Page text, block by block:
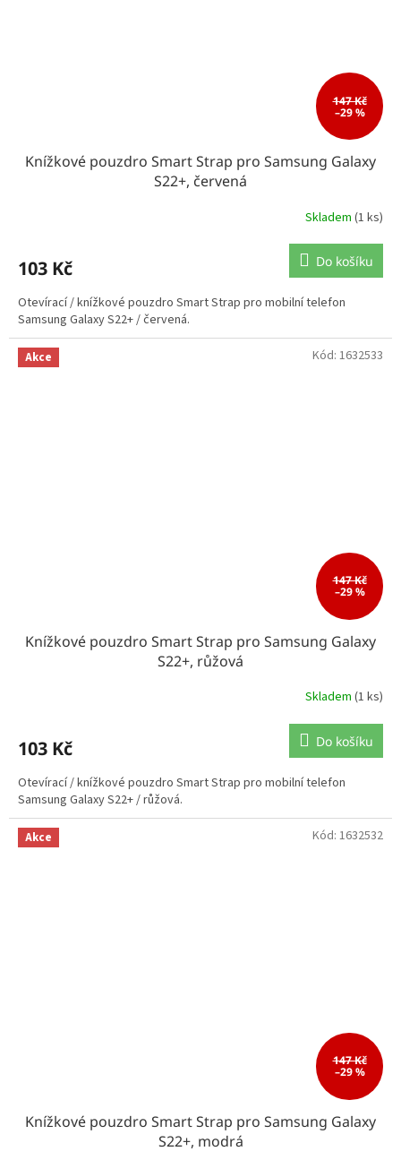
147 Kč
–29 %
Knížkové pouzdro Smart Strap pro Samsung Galaxy
S22+, červená
Skladem (1 ks)
103 Kč Do košíku
Otevírací / knížkové pouzdro Smart Strap pro mobilní telefon
Samsung Galaxy S22+ / červená.
Akce
147 Kč
–29 %
Knížkové pouzdro Smart Strap pro Samsung Galaxy
S22+, růžová
Skladem (1 ks)
103 Kč Do košíku
Otevírací / knížkové pouzdro Smart Strap pro mobilní telefon
Samsung Galaxy S22+ / růžová.
Kód: 1632533
Akce
147 Kč
–29 %
Knížkové pouzdro Smart Strap pro Samsung Galaxy
S22+, modrá
Kód: 1632532